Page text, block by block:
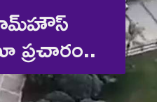
ప్రచారం..